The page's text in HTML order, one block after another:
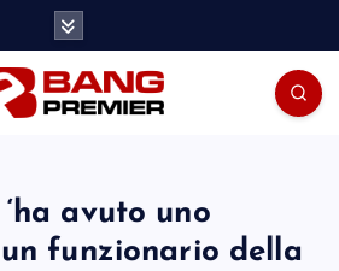
avuto uno
un funzionario della